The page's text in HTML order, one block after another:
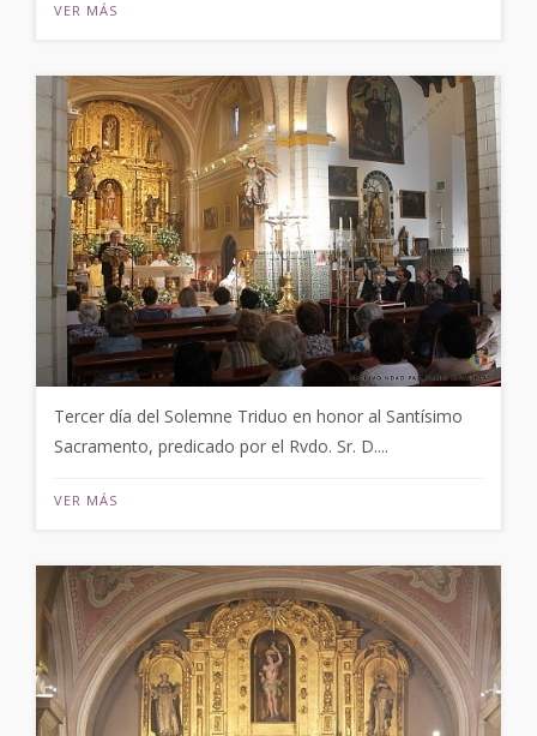
VER MÁS
Tercer día del Solemne Triduo en honor al Santísimo
Sacramento, predicado por el Rvdo. Sr. D....
VER MÁS